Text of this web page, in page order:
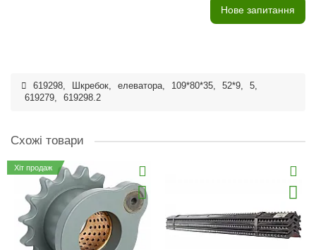
Нове запитання
619298, Шкребок, елеватора, 109*80*35, 52*9, 5,
619279, 619298.2
Схожі товари
Хіт продаж